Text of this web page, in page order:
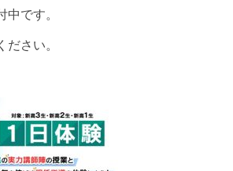
です。
さい。